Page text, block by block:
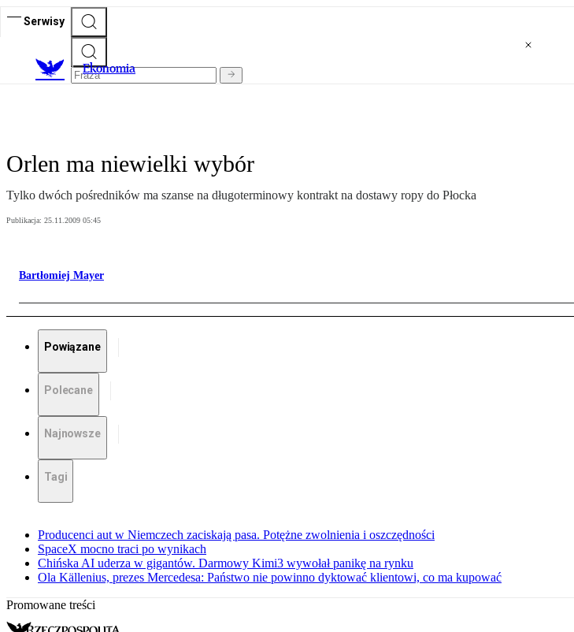
Serwisy
Ekonomia
Orlen ma niewielki wybór
Tylko dwóch pośredników ma szanse na długoterminowy kontrakt na dostawy ropy do Płocka
Publikacja: 25.11.2009 05:45
Bartłomiej Mayer
Powiązane
Polecane
Najnowsze
Tagi
Producenci aut w Niemczech zaciskają pasa. Potężne zwolnienia i oszczędności
SpaceX mocno traci po wynikach
Chińska AI uderza w gigantów. Darmowy Kimi3 wywołał panikę na rynku
Ola Källenius, prezes Mercedesa: Państwo nie powinno dyktować klientowi, co ma kupować
Promowane treści